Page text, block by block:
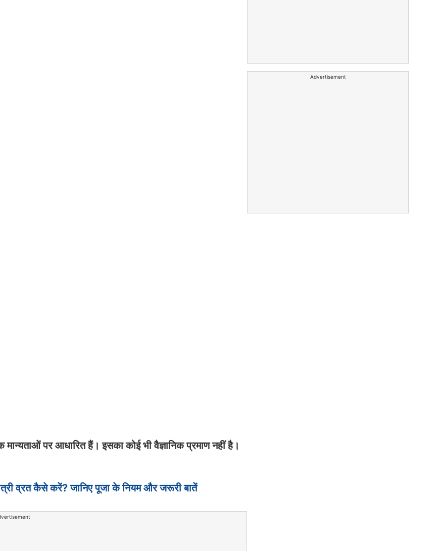
पर आधारित हैं। इसका कोई भी वैज्ञानिक प्रमाण नहीं है।
व्रत कैसे करें? जानिए पूजा के नियम और जरूरी बातें
Advertisement